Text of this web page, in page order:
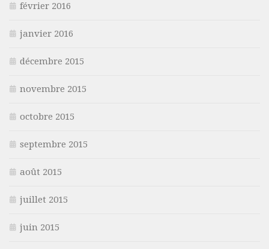
février 2016
janvier 2016
décembre 2015
novembre 2015
octobre 2015
septembre 2015
août 2015
juillet 2015
juin 2015